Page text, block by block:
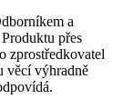
a
přes
zprostředkovatel
věcí výhradně